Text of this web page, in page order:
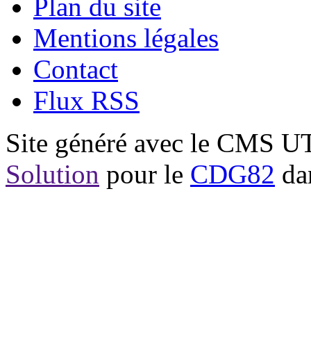
Plan du site
Mentions légales
Contact
Flux RSS
Site généré avec le CMS
Solution pour le CDG82